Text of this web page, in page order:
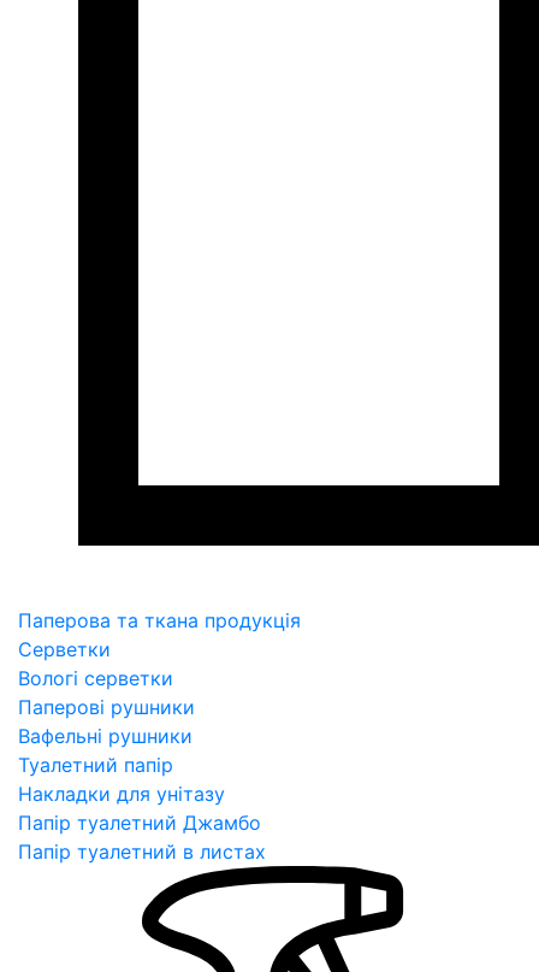
Паперова та ткана продукція
Серветки
Вологі серветки
Паперові рушники
Вафельні рушники
Туалетний папір
Накладки для унітазу
Папір туалетний Джамбо
Папір туалетний в листах